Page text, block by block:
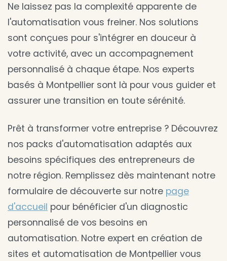
Ne laissez pas la complexité apparente de
l'automatisation vous freiner. Nos solutions
sont conçues pour s'intégrer en douceur à
votre activité, avec un accompagnement
personnalisé à chaque étape. Nos experts
basés à Montpellier sont là pour vous guider et
assurer une transition en toute sérénité.
Prêt à transformer votre entreprise ? Découvrez
nos packs d'automatisation adaptés aux
besoins spécifiques des entrepreneurs de
notre région. Remplissez dès maintenant notre
formulaire de découverte sur notre page
d'accueil pour bénéficier d'un diagnostic
personnalisé de vos besoins en
automatisation. Notre expert en création de
sites et automatisation de Montpellier vous